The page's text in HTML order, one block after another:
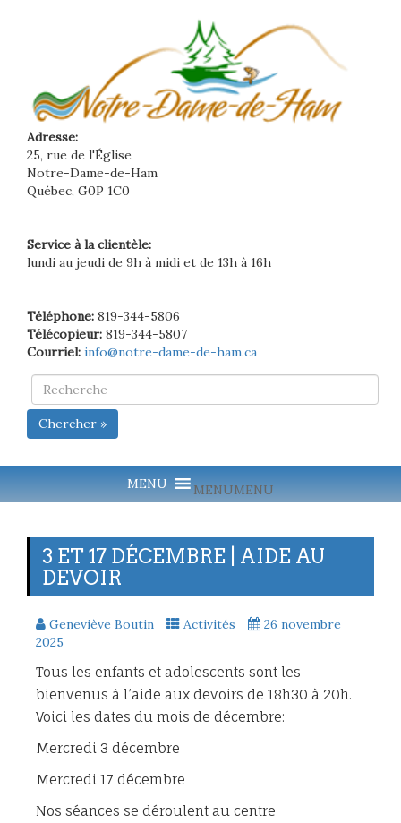
Adresse:
25, rue de l'Église
Notre-Dame-de-Ham
Québec, G0P 1C0
Service à la clientèle:
lundi au jeudi de 9h à midi et de 13h à 16h
Téléphone: 819-344-5806
Télécopieur: 819-344-5807
Courriel: info@notre-dame-de-ham.ca
Chercher »
MENUMENU
3 ET 17 DÉCEMBRE | AIDE AU
DEVOIR
Geneviève Boutin Activités
26 novembre
2025
Tous les enfants et adolescents sont les
bienvenus à l’aide aux devoirs de 18h30 à 20h.
Voici les dates du mois de décembre:
Mercredi 3 décembre
Mercredi 17 décembre
Nos séances se déroulent au centre